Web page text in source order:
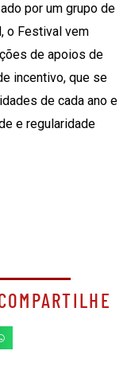
por um grupo de
o Festival vem
de apoios de
incentivo, que se
de cada ano e
e regularidade